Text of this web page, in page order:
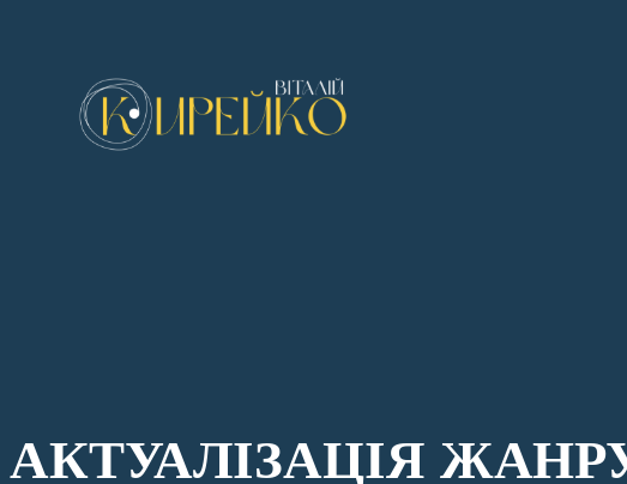
вмісту
АКТУАЛІЗАЦІЯ